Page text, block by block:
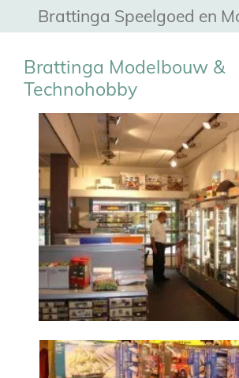
direct
hoofdinhoud
Brattinga Speelgoed en
Brattinga Modelbouw &
Technohobby